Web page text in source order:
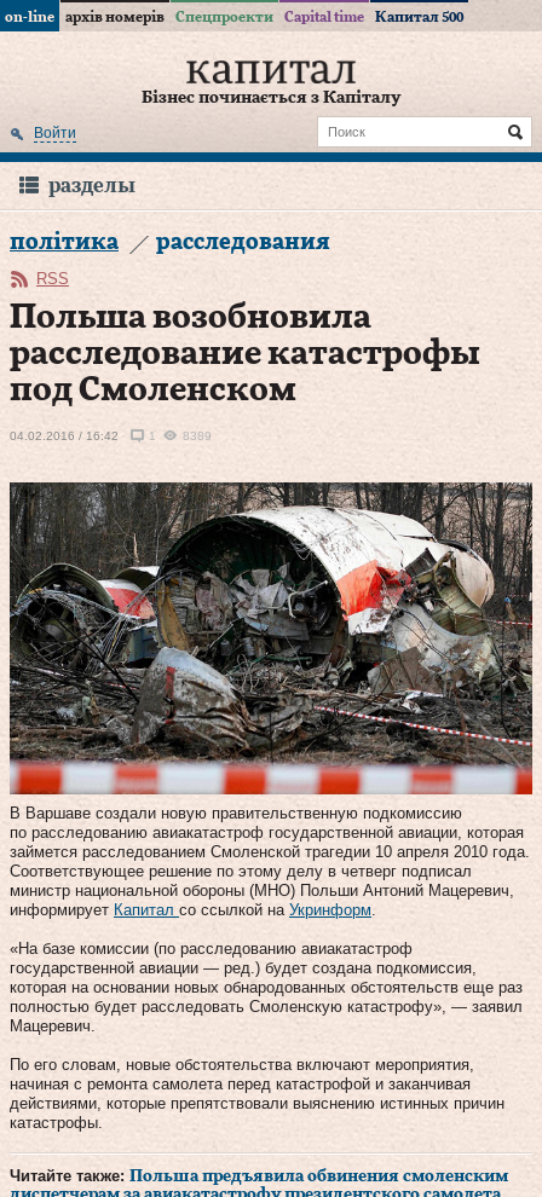
on-line архів номерів Спецпроекти Capital time Капитал 500
Бізнес починається з Капіталу
Войти
разделы
політика расследования
RSS
Польша возобновила
расследование катастрофы
под Смоленском
04.02.2016 / 16:42 1 8389
В Варшаве создали новую правительственную подкомиссию
по расследованию авиакатастроф государственной авиации, которая
займется расследованием Смоленской трагедии 10 апреля 2010 года.
Соответствующее решение по этому делу в четверг подписал
министр национальной обороны (МНО) Польши Антоний Мацеревич,
информирует Капитал со ссылкой на Укринформ
«На базе комиссии (по расследованию авиакатастроф
государственной авиации — ред.) будет создана подкомиссия,
которая на основании новых обнародованных обстоятельств еще раз
полностью будет расследовать Смоленскую катастрофу», — заявил
Мацеревич.
По его словам, новые обстоятельства включают мероприятия,
начиная с ремонта самолета перед катастрофой и заканчивая
действиями, которые препятствовали выяснению истинных причин
катастрофы.
Читайте также: Польша предъявила обвинения смоленским